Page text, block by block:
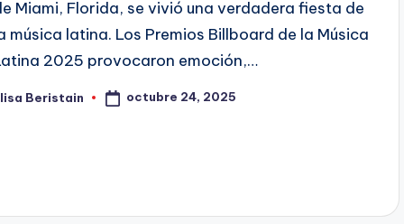
Miami, Florida, se vivió una verdadera fiesta de
música latina. Los Premios Billboard de la Música
2025 provocaron emoción,…
Beristain octubre 24, 2025